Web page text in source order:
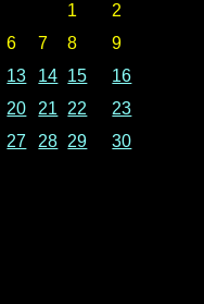
1
2
6 7 8
9
13 14 15
16
20 21 22
23
27 28 29
30